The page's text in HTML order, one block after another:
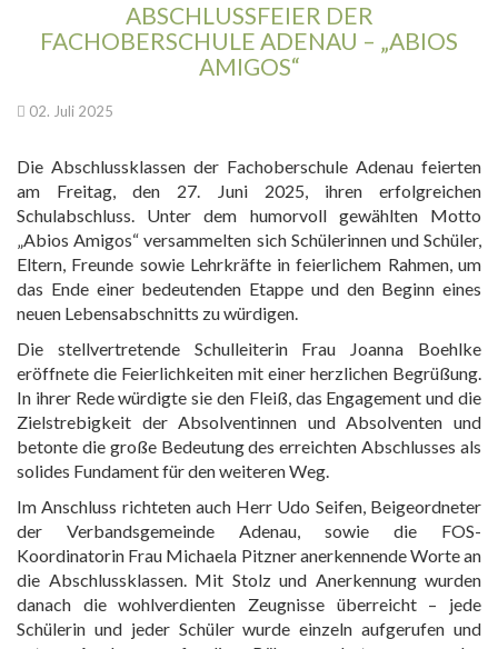
ABSCHLUSSFEIER DER
FACHOBERSCHULE ADENAU – „ABIOS
AMIGOS“
02. Juli 2025
Die Abschlussklassen der Fachoberschule Adenau feierten
am Freitag, den 27. Juni 2025, ihren erfolgreichen
Schulabschluss. Unter dem humorvoll gewählten Motto
„Abios Amigos“ versammelten sich Schülerinnen und Schüler,
Eltern, Freunde sowie Lehrkräfte in feierlichem Rahmen, um
das Ende einer bedeutenden Etappe und den Beginn eines
neuen Lebensabschnitts zu würdigen.
Die stellvertretende Schulleiterin Frau Joanna Boehlke
eröffnete die Feierlichkeiten mit einer herzlichen Begrüßung.
In ihrer Rede würdigte sie den Fleiß, das Engagement und die
Zielstrebigkeit der Absolventinnen und Absolventen und
betonte die große Bedeutung des erreichten Abschlusses als
solides Fundament für den weiteren Weg.
Im Anschluss richteten auch Herr Udo Seifen, Beigeordneter
der Verbandsgemeinde Adenau, sowie die FOS-
Koordinatorin Frau Michaela Pitzner anerkennende Worte an
die Abschlussklassen. Mit Stolz und Anerkennung wurden
danach die wohlverdienten Zeugnisse überreicht – jede
Schülerin und jeder Schüler wurde einzeln aufgerufen und